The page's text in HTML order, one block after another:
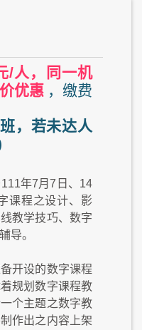
/人，同一机
优惠 ，缴费
，若未达人
年7月7日、14
课程之设计、影
教学技巧、数字
导。
开设的数字课程
规划数字课程教
个主题之数字教
作出之内容上架